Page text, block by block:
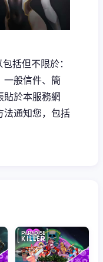
括但不限於：
一般信件、簡
貼於本服務網
法通知您，包括